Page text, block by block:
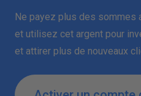
Ne payez plus des sommes
et utilisez cet argent pour
et attirer plus de nouveaux